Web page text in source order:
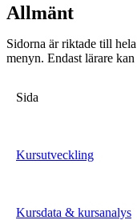
Allmänt
Sidorna är riktade till
menyn. Endast lärare
Sida
Kursutveckling
Kursdata & kursanalys